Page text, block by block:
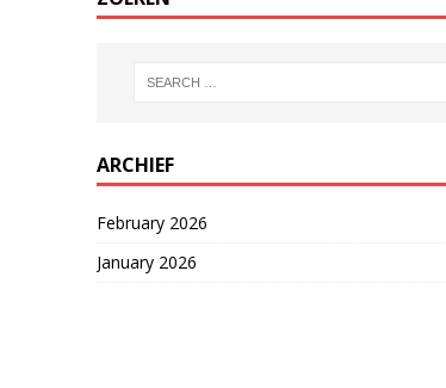
ARCHIEF
February 2026
January 2026